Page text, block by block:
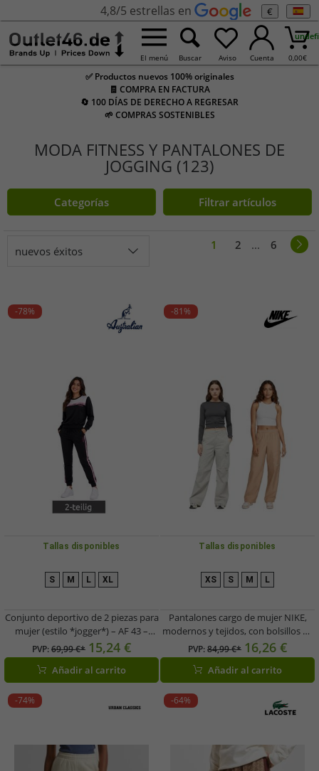
4,8/5 estrellas en €
El menú Buscar Aviso Cuenta 0,00€
✅ Productos nuevos 100% originales
🧾 COMPRA EN FACTURA
🔄 100 DÍAS DE DERECHO A REGRESAR
🌱 COMPRAS SOSTENIBLES
MODA FITNESS Y PANTALONES DE
JOGGING (123)
Categorías Filtrar artículos
nuevos éxitos 1 2 ... 6
-78%
Tallas disponibles
S M L XL
Conjunto deportivo de 2 piezas para
mujer (estilo *jogger*) – AF 43 –
Negro/Rosa
PVP:69,99 €* 15,24 €
Añadir al carrito
-81%
Tallas disponibles
XS S M L
Pantalones cargo de mujer NIKE,
modernos y tejidos, con bolsillos de
parche. Pantalones casuales en gris
claro o beige.
PVP:84,99 €* 16,26 €
Añadir al carrito
-74% -64%